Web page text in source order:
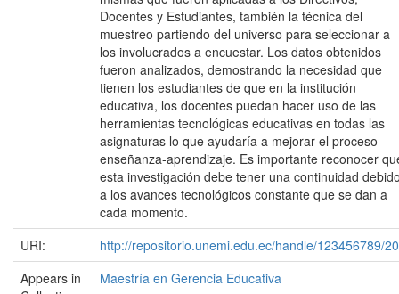
Docentes y Estudiantes, también la técnica del
muestreo partiendo del universo para seleccionar a
los involucrados a encuestar. Los datos obtenidos
fueron analizados, demostrando la necesidad que
tienen los estudiantes de que en la institución
educativa, los docentes puedan hacer uso de las
herramientas tecnológicas educativas en todas las
asignaturas lo que ayudaría a mejorar el proceso
enseñanza-aprendizaje. Es importante reconocer
esta investigación debe tener una continuidad
a los avances tecnológicos constante que se dan a
cada momento.
URI:
http://repositorio.unemi.edu.ec/handle/123456789/
Appears in
Maestría en Gerencia Educativa